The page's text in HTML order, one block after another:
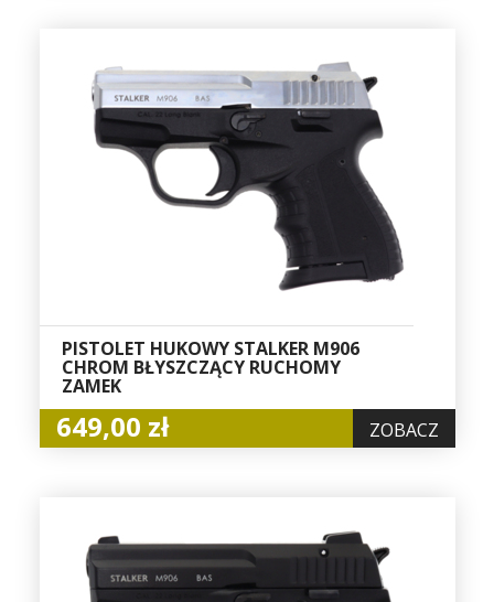
PISTOLET HUKOWY STALKER M906
CHROM BŁYSZCZĄCY RUCHOMY
ZAMEK
649,00 zł ZOBACZ